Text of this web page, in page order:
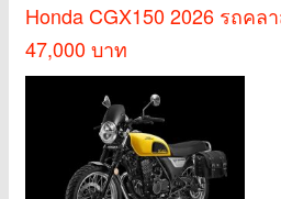
Honda CGX150 2026 รถคล
47,000 บาท